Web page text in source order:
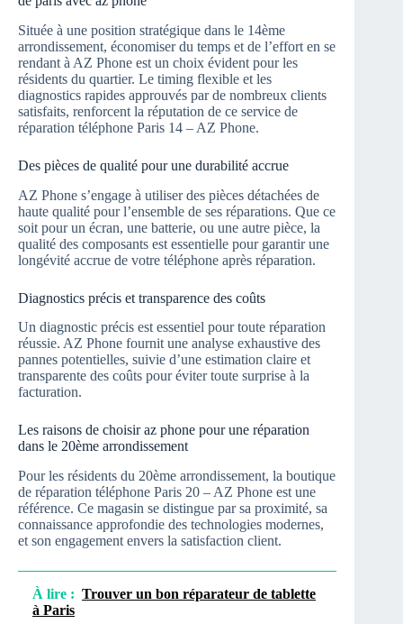
Située à une position stratégique dans le 14ème
arrondissement, économiser du temps et de l’effort en se
rendant à AZ Phone est un choix évident pour les
résidents du quartier. Le timing flexible et les
diagnostics rapides approuvés par de nombreux clients
satisfaits, renforcent la réputation de ce service de
réparation téléphone Paris 14 – AZ Phone.
Des pièces de qualité pour une durabilité accrue
AZ Phone s’engage à utiliser des pièces détachées de
haute qualité pour l’ensemble de ses réparations. Que ce
soit pour un écran, une batterie, ou une autre pièce, la
qualité des composants est essentielle pour garantir une
longévité accrue de votre téléphone après réparation.
Diagnostics précis et transparence des coûts
Un diagnostic précis est essentiel pour toute réparation
réussie. AZ Phone fournit une analyse exhaustive des
pannes potentielles, suivie d’une estimation claire et
transparente des coûts pour éviter toute surprise à la
facturation.
Les raisons de choisir az phone pour une réparation
dans le 20ème arrondissement
Pour les résidents du 20ème arrondissement, la boutique
de réparation téléphone Paris 20 – AZ Phone est une
référence. Ce magasin se distingue par sa proximité, sa
connaissance approfondie des technologies modernes,
et son engagement envers la satisfaction client.
À lire : Trouver un bon réparateur de tablette
à Paris